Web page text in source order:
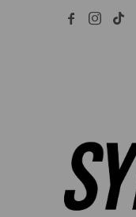
 